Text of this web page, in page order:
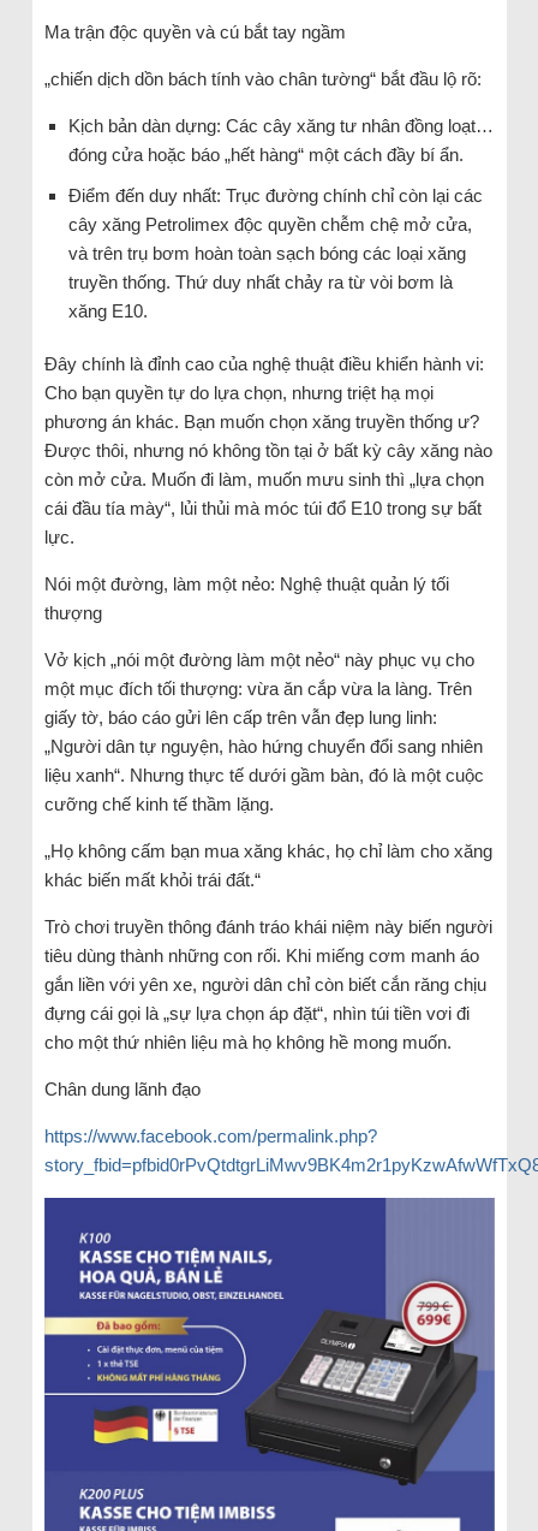
Ma trận độc quyền và cú bắt tay ngầm
„chiến dịch dồn bách tính vào chân tường“ bắt đầu lộ rõ:
Kịch bản dàn dựng: Các cây xăng tư nhân đồng loạt…
đóng cửa hoặc báo „hết hàng“ một cách đầy bí ẩn.
Điểm đến duy nhất: Trục đường chính chỉ còn lại các
cây xăng Petrolimex độc quyền chễm chệ mở cửa,
và trên trụ bơm hoàn toàn sạch bóng các loại xăng
truyền thống. Thứ duy nhất chảy ra từ vòi bơm là
xăng E10.
Đây chính là đỉnh cao của nghệ thuật điều khiển hành vi:
Cho bạn quyền tự do lựa chọn, nhưng triệt hạ mọi
phương án khác. Bạn muốn chọn xăng truyền thống ư?
Được thôi, nhưng nó không tồn tại ở bất kỳ cây xăng nào
còn mở cửa. Muốn đi làm, muốn mưu sinh thì „lựa chọn
cái đầu tía mày“, lủi thủi mà móc túi đổ E10 trong sự bất
lực.
Nói một đường, làm một nẻo: Nghệ thuật quản lý tối
thượng
Vở kịch „nói một đường làm một nẻo“ này phục vụ cho
một mục đích tối thượng: vừa ăn cắp vừa la làng. Trên
giấy tờ, báo cáo gửi lên cấp trên vẫn đẹp lung linh:
„Người dân tự nguyện, hào hứng chuyển đổi sang nhiên
liệu xanh“. Nhưng thực tế dưới gầm bàn, đó là một cuộc
cưỡng chế kinh tế thầm lặng.
„Họ không cấm bạn mua xăng khác, họ chỉ làm cho xăng
khác biến mất khỏi trái đất.“
Trò chơi truyền thông đánh tráo khái niệm này biến người
tiêu dùng thành những con rối. Khi miếng cơm manh áo
gắn liền với yên xe, người dân chỉ còn biết cắn răng chịu
đựng cái gọi là „sự lựa chọn áp đặt“, nhìn túi tiền vơi đi
cho một thứ nhiên liệu mà họ không hề mong muốn.
Chân dung lãnh đạo
https://www.facebook.com/permalink.php?